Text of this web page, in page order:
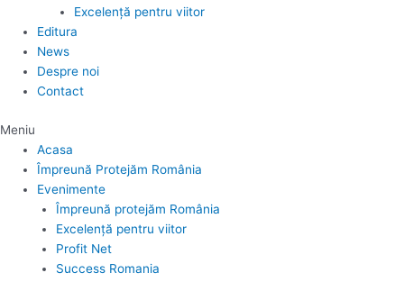
Excelență pentru viitor
Editura
News
Despre noi
Contact
Meniu
Acasa
Împreună Protejăm România
Evenimente
Împreună protejăm România
Excelență pentru viitor
Profit Net
Success Romania